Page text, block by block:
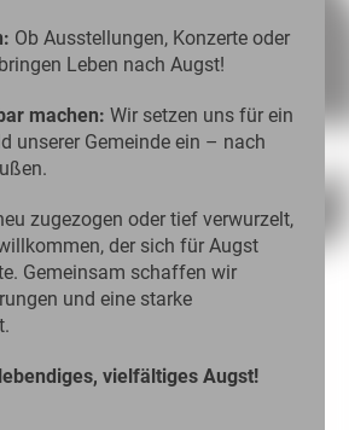
Ob Ausstellungen, Konzerte oder
Leben nach Augst!
machen: Wir setzen uns für ein
unserer Gemeinde ein – nach
zugezogen oder tief verwurzelt,
der sich für Augst
Gemeinsam schaffen wir
und eine starke
vielfältiges Augst!